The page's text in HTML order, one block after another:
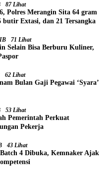
87 Lihat
Polres Merangin Sita 64 gram
butir Extasi, dan 21 Tersangka
71 Lihat
Selain Bisa Berburu Kuliner,
62 Lihat
Bulan Gaji Pegawai ‘Syara’
53 Lihat
Pemerintah Perkuat
Pekerja
43 Lihat
4 Dibuka, Kemnaker Ajak